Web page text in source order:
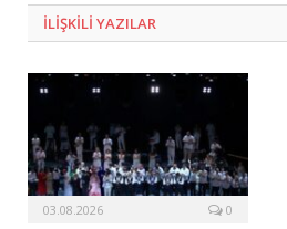
ILIŞKILI YAZILAR
03.08.2026 0